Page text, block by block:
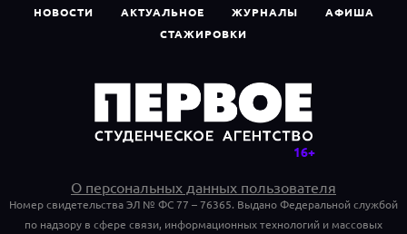
НОВОСТИ АКТУАЛЬНОЕ ЖУРНАЛЫ
АФИША
СТАЖИРОВКИ
О персональных данных пользователя
Номер свидетельства ЭЛ № ФС 77 – 76365. Выдано Федеральной службой
по надзору в сфере связи, информационных технологий и массовых